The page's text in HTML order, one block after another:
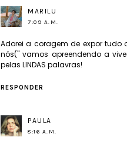
MARILU
7:09 A.M.
Adorei a coragem de expor tudo
nós(" vamos apreendendo a
pelas LINDAS palavras!
RESPONDER
PAULA
8:16 A.M.